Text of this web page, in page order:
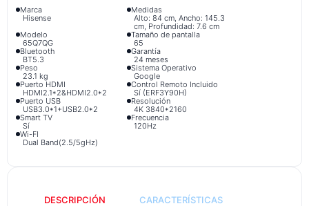
Marca
Hisense
Medidas
Alto: 84 cm, Ancho: 145.3
cm, Profundidad: 7.6 cm
Modelo
65Q7QG
Tamaño de pantalla
65
Bluetooth
BT5.3
Garantía
24 meses
Peso
23.1 kg
Sistema Operativo
Google
Puerto HDMI
HDMI2.1*2&HDMI2.0*2
Control Remoto Incluido
Sí (ERF3Y90H)
Puerto USB
USB3.0*1+USB2.0*2
Resolución
4K 3840*2160
Smart TV
Sí
Frecuencia
120Hz
Wi-FI
Dual Band(2.5/5gHz)
DESCRIPCIÓN CARACTERÍSTICAS